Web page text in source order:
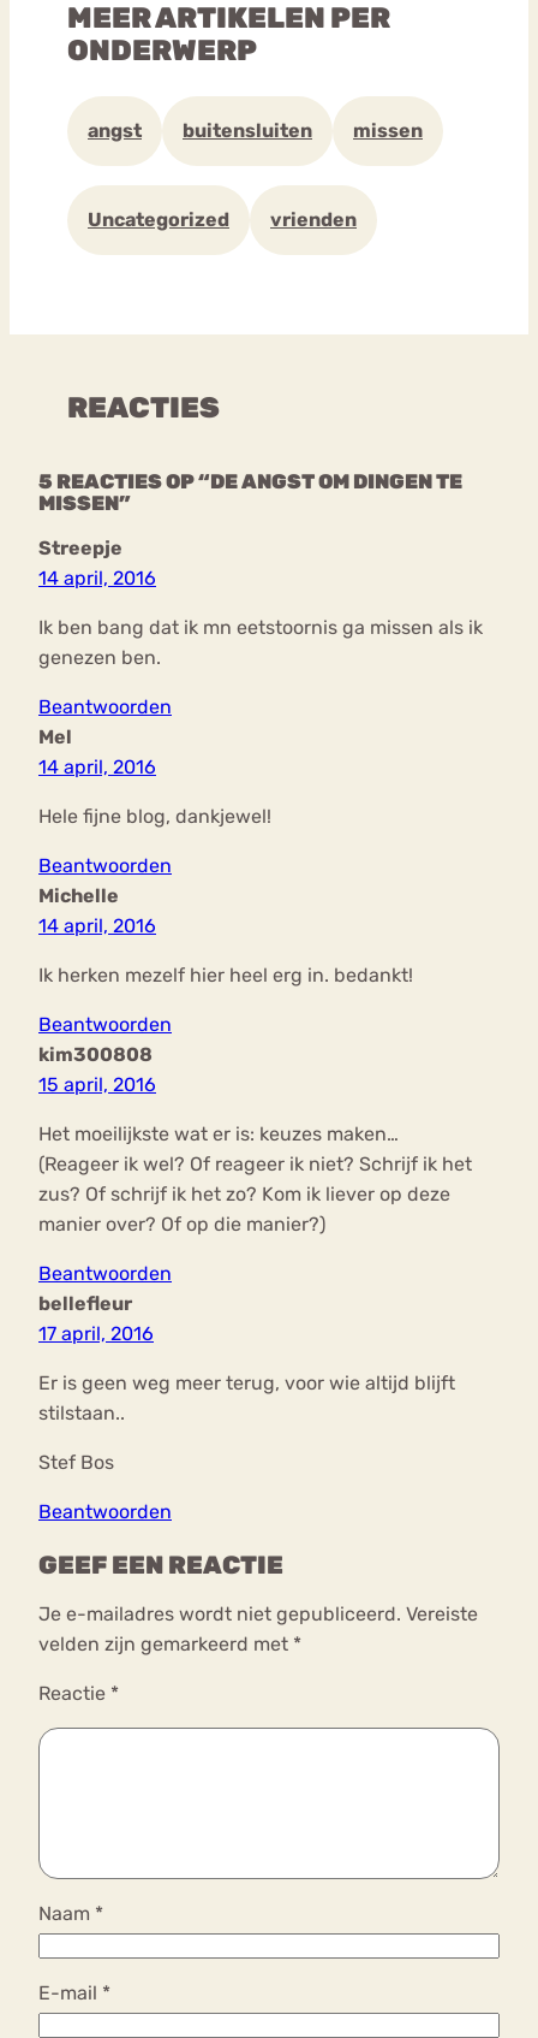
MEER ARTIKELEN PER
ONDERWERP
angst buitensluiten missen
Uncategorized vrienden
REACTIES
5 REACTIES OP “DE ANGST OM DINGEN TE
MISSEN”
Streepje
14 april, 2016
Ik ben bang dat ik mn eetstoornis ga missen als ik
genezen ben.
Beantwoorden
Mel
14 april, 2016
Hele fijne blog, dankjewel!
Beantwoorden
Michelle
14 april, 2016
Ik herken mezelf hier heel erg in. bedankt!
Beantwoorden
kim300808
15 april, 2016
Het moeilijkste wat er is: keuzes maken…
(Reageer ik wel? Of reageer ik niet? Schrijf ik het
zus? Of schrijf ik het zo? Kom ik liever op deze
manier over? Of op die manier?)
Beantwoorden
bellefleur
17 april, 2016
Er is geen weg meer terug, voor wie altijd blijft
stilstaan..
Stef Bos
Beantwoorden
GEEF EEN REACTIE
Je e-mailadres wordt niet gepubliceerd. Vereiste
velden zijn gemarkeerd met *
Reactie *
Naam *
E-mail *